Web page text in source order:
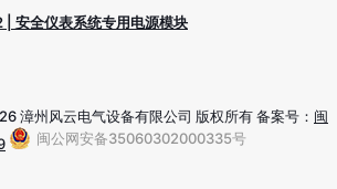
安全仪表系统专用电源模块
州风云电气设备有限公司 版权所有 备案号： 闽
闽公网安备35060302000335号